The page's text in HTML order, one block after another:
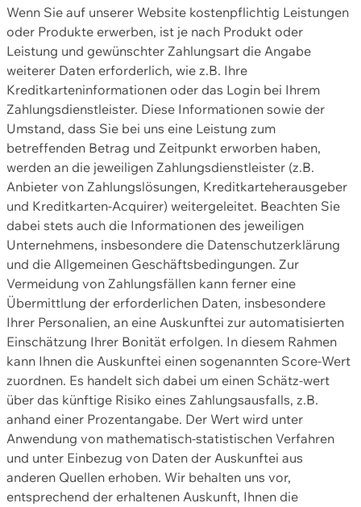
Wenn Sie auf unserer Website kostenpflichtig Leistungen
oder Produkte erwerben, ist je nach Produkt oder
Leistung und gewünschter Zahlungsart die Angabe
weiterer Daten erforderlich, wie z.B. Ihre
Kreditkarteninformationen oder das Login bei Ihrem
Zahlungsdienstleister. Diese Informationen sowie der
Umstand, dass Sie bei uns eine Leistung zum
betreffenden Betrag und Zeitpunkt erworben haben,
werden an die jeweiligen Zahlungsdienstleister (z.B.
Anbieter von Zahlungslösungen, Kreditkarteherausgeber
und Kreditkarten-Acquirer) weitergeleitet. Beachten Sie
dabei stets auch die Informationen des jeweiligen
Unternehmens, insbesondere die Datenschutzerklärung
und die Allgemeinen Geschäftsbedingungen. Zur
Vermeidung von Zahlungsfällen kann ferner eine
Übermittlung der erforderlichen Daten, insbesondere
Ihrer Personalien, an eine Auskunftei zur automatisierten
Einschätzung Ihrer Bonität erfolgen. In diesem Rahmen
kann Ihnen die Auskunftei einen sogenannten Score-Wert
zuordnen. Es handelt sich dabei um einen Schätz-wert
über das künftige Risiko eines Zahlungsausfalls, z.B.
anhand einer Prozentangabe. Der Wert wird unter
Anwendung von mathematisch-statistischen Verfahren
und unter Einbezug von Daten der Auskunftei aus
anderen Quellen erhoben. Wir behalten uns vor,
entsprechend der erhaltenen Auskunft, Ihnen die